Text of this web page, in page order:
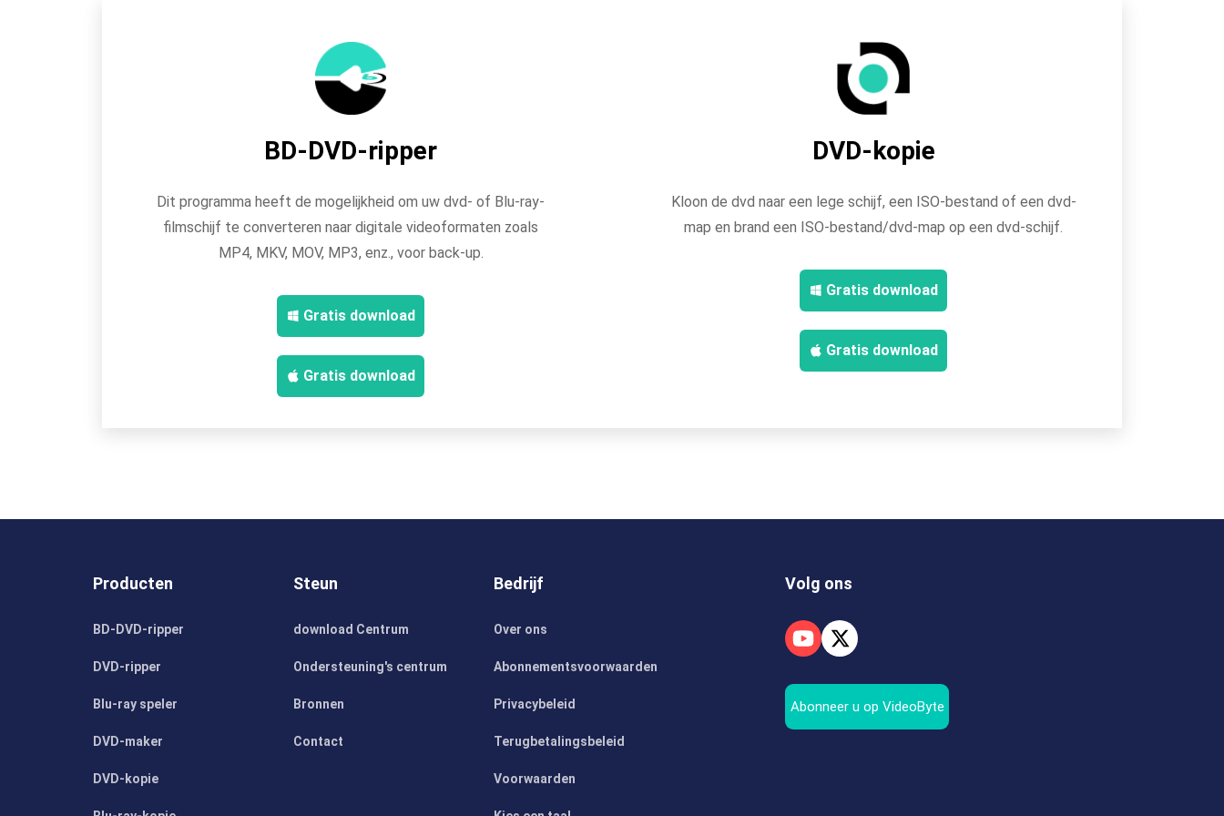
BD-DVD-ripper
Dit programma heeft de mogelijkheid om uw dvd- of Blu-ray-
filmschijf te converteren naar digitale videoformaten zoals
MP4, MKV, MOV, MP3, enz., voor back-up.
Gratis download
Gratis download
DVD-kopie
Kloon de dvd naar een lege schijf, een ISO-bestand of een dvd-
map en brand een ISO-bestand/dvd-map op een dvd-schijf.
Gratis download
Gratis download
Producten
BD-DVD-ripper
DVD-ripper
Blu-ray speler
DVD-maker
DVD-kopie
Steun
download Centrum
Ondersteuning's centrum
Bronnen
Contact
Bedrijf
Over ons
Abonnementsvoorwaarden
Privacybeleid
Terugbetalingsbeleid
Voorwaarden
Volg ons
Abonneer u op VideoByte